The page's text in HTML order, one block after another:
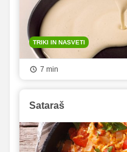
TRIKI IN NASVETI
7 min
Sataraš